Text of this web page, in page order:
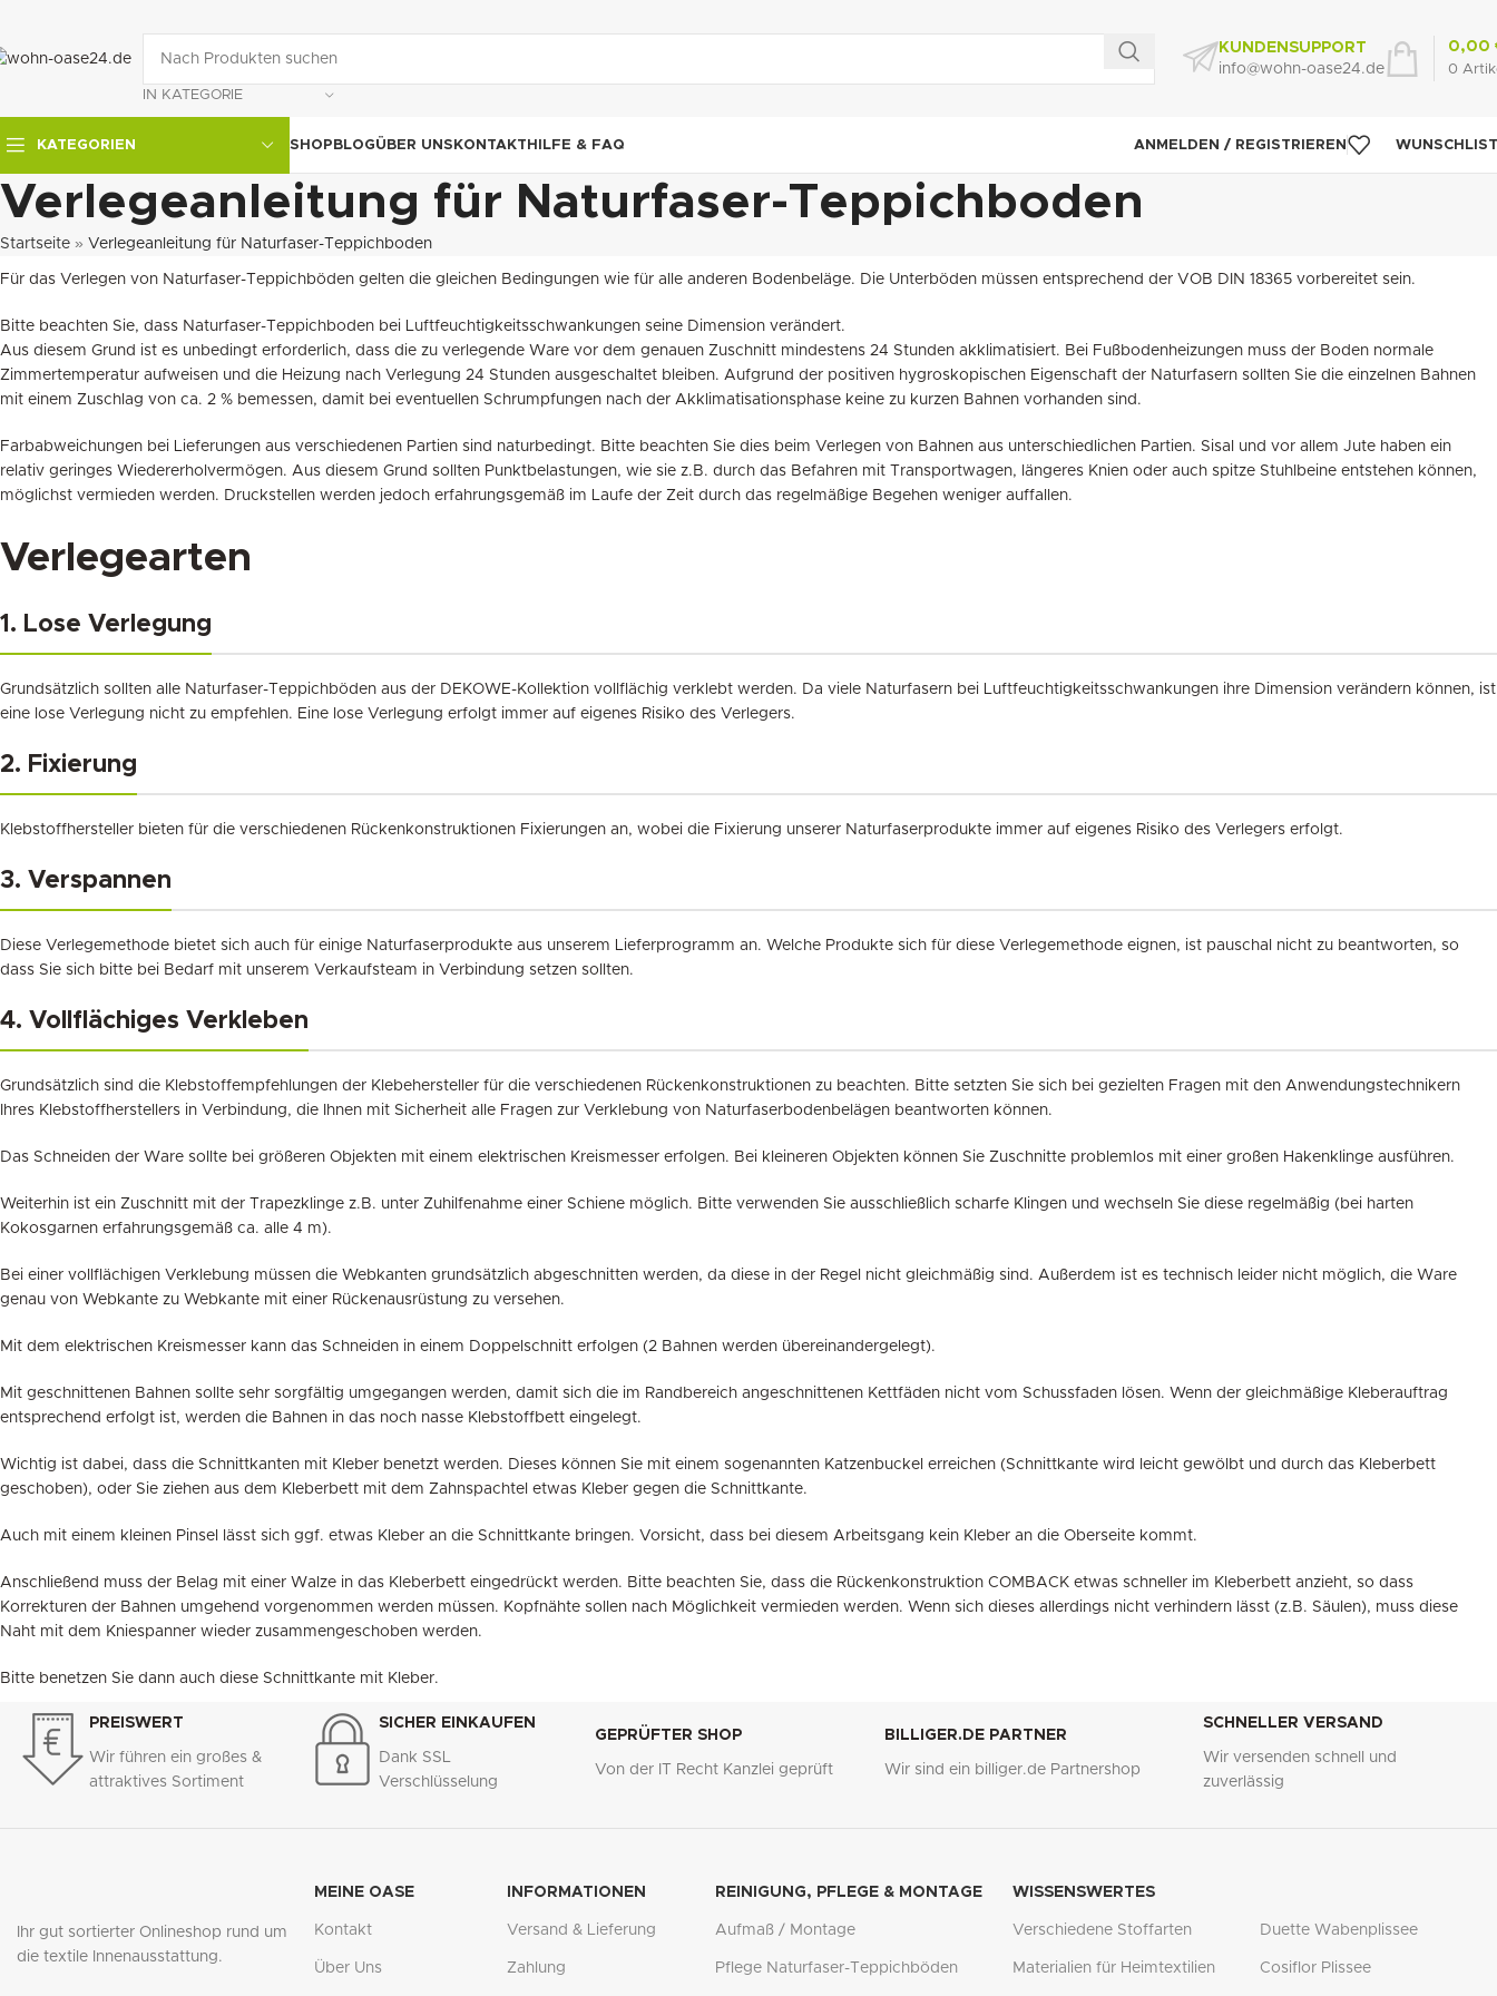
IN KATEGORIE
KUNDENSUPPORT
info@wohn-oase24.de
0
0,00
KATEGORIEN SHOP BLOGÜBER UNS KONTAKT HILFE & FAQ ANMELDEN / REGISTRIEREN
Verlegeanleitung für Naturfaser-Teppichboden
Startseite » Verlegeanleitung für Naturfaser-Teppichboden
Für das Verlegen von Naturfaser-Teppichböden gelten die gleichen Bedingungen wie für alle anderen Bodenbeläge. Die Unterböden müssen entsprechend der VOB DIN 18365 vorbereitet sein.
Bitte beachten Sie, dass Naturfaser-Teppichboden bei Luftfeuchtigkeitsschwankungen seine Dimension verändert.
Aus diesem Grund ist es unbedingt erforderlich, dass die zu verlegende Ware vor dem genauen Zuschnitt mindestens 24 Stunden akklimatisiert. Bei Fußbodenheizungen muss der Boden normale
Zimmertemperatur aufweisen und die Heizung nach Verlegung 24 Stunden ausgeschaltet bleiben. Aufgrund der positiven hygroskopischen Eigenschaft der Naturfasern sollten Sie die einzelnen Bahnen
mit einem Zuschlag von ca. 2 % bemessen, damit bei eventuellen Schrumpfungen nach der Akklimatisationsphase keine zu kurzen Bahnen vorhanden sind.
Farbabweichungen bei Lieferungen aus verschiedenen Partien sind naturbedingt. Bitte beachten Sie dies beim Verlegen von Bahnen aus unterschiedlichen Partien. Sisal und vor allem Jute haben ein
relativ geringes Wiedererholvermögen. Aus diesem Grund sollten Punktbelastungen, wie sie z.B. durch das Befahren mit Transportwagen, längeres Knien oder auch spitze Stuhlbeine entstehen können,
möglichst vermieden werden. Druckstellen werden jedoch erfahrungsgemäß im Laufe der Zeit durch das regelmäßige Begehen weniger auffallen.
Verlegearten
1. Lose Verlegung
Grundsätzlich sollten alle Naturfaser-Teppichböden aus der DEKOWE-Kollektion vollflächig verklebt werden. Da viele Naturfasern bei Luftfeuchtigkeitsschwankungen ihre Dimension verändern können, ist
eine lose Verlegung nicht zu empfehlen. Eine lose Verlegung erfolgt immer auf eigenes Risiko des Verlegers.
2. Fixierung
Klebstoffhersteller bieten für die verschiedenen Rückenkonstruktionen Fixierungen an, wobei die Fixierung unserer Naturfaserprodukte immer auf eigenes Risiko des Verlegers erfolgt.
3. Verspannen
Diese Verlegemethode bietet sich auch für einige Naturfaserprodukte aus unserem Lieferprogramm an. Welche Produkte sich für diese Verlegemethode eignen, ist pauschal nicht zu beantworten, so
dass Sie sich bitte bei Bedarf mit unserem Verkaufsteam in Verbindung setzen sollten.
4. Vollflächiges Verkleben
Grundsätzlich sind die Klebstoffempfehlungen der Klebehersteller für die verschiedenen Rückenkonstruktionen zu beachten. Bitte setzten Sie sich bei gezielten Fragen mit den Anwendungstechnikern
Ihres Klebstoffherstellers in Verbindung, die Ihnen mit Sicherheit alle Fragen zur Verklebung von Naturfaserbodenbelägen beantworten können.
Das Schneiden der Ware sollte bei größeren Objekten mit einem elektrischen Kreismesser erfolgen. Bei kleineren Objekten können Sie Zuschnitte problemlos mit einer großen Hakenklinge ausführen.
Weiterhin ist ein Zuschnitt mit der Trapezklinge z.B. unter Zuhilfenahme einer Schiene möglich. Bitte verwenden Sie ausschließlich scharfe Klingen und wechseln Sie diese regelmäßig (bei harten
Kokosgarnen erfahrungsgemäß ca. alle 4 m).
Bei einer vollflächigen Verklebung müssen die Webkanten grundsätzlich abgeschnitten werden, da diese in der Regel nicht gleichmäßig sind. Außerdem ist es technisch leider nicht möglich, die Ware
genau von Webkante zu Webkante mit einer Rückenausrüstung zu versehen.
Mit dem elektrischen Kreismesser kann das Schneiden in einem Doppelschnitt erfolgen (2 Bahnen werden übereinandergelegt).
Mit geschnittenen Bahnen sollte sehr sorgfältig umgegangen werden, damit sich die im Randbereich angeschnittenen Kettfäden nicht vom Schussfaden lösen. Wenn der gleichmäßige Kleberauftrag
entsprechend erfolgt ist, werden die Bahnen in das noch nasse Klebstoffbett eingelegt.
Wichtig ist dabei, dass die Schnittkanten mit Kleber benetzt werden. Dieses können Sie mit einem sogenannten Katzenbuckel erreichen (Schnittkante wird leicht gewölbt und durch das Kleberbett
geschoben), oder Sie ziehen aus dem Kleberbett mit dem Zahnspachtel etwas Kleber gegen die Schnittkante.
Auch mit einem kleinen Pinsel lässt sich ggf. etwas Kleber an die Schnittkante bringen. Vorsicht, dass bei diesem Arbeitsgang kein Kleber an die Oberseite kommt.
Anschließend muss der Belag mit einer Walze in das Kleberbett eingedrückt werden. Bitte beachten Sie, dass die Rückenkonstruktion COMBACK etwas schneller im Kleberbett anzieht, so dass
Korrekturen der Bahnen umgehend vorgenommen werden müssen. Kopfnähte sollen nach Möglichkeit vermieden werden. Wenn sich dieses allerdings nicht verhindern lässt (z.B. Säulen), muss diese
Naht mit dem Kniespanner wieder zusammengeschoben werden.
Bitte benetzen Sie dann auch diese Schnittkante mit Kleber.
PREISWERT
Wir führen ein großes &
attraktives Sortiment
SICHER EINKAUFEN
Dank SSL
Verschlüsselung
GEPRÜFTER SHOP
Von der IT Recht Kanzlei geprüft
BILLIGER.DE PARTNER
Wir sind ein billiger.de Partnershop
SCHNELLER VERSAND
Wir versenden schnell und
zuverlässig
Ihr gut sortierter Onlineshop rund um
die textile Innenausstattung.
MEINE OASE
Kontakt
Über Uns
INFORMATIONEN
Versand & Lieferung
Zahlung
REINIGUNG, PFLEGE & MONTAGE
Aufmaß / Montage
Pflege Naturfaser-Teppichböden
WISSENSWERTES
Verschiedene Stoffarten
Materialien für Heimtextilien
Duette Wabenplissee
Cosiflor Plissee